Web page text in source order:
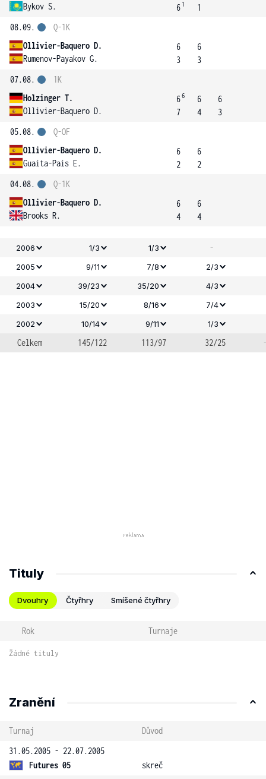
Bykov S.
6 1
1
08.09.
Ollivier-Baquero D.
Rumenov-Payakov G.
Q-1K
6
3
6
3
07.08.
Holzinger T.
Ollivier-Baquero D.
1K
66
7
6
4
6
3
05.08.
Ollivier-Baquero D.
Guaita-Pais E.
Q-OF
6
2
6
2
04.08.
Ollivier-Baquero D.
Brooks R.
Q-1K
6
4
6
4
2006 1/3 1/3 -
2005 9/11 7/8
2/3
2004
39/23 35/20
4/3
2003
15/20 8/16
7/4
2002
10/14 9/11 1/3
Celkem 145/122 113/97 32/25
Tituly
Dvouhry Čtyřhry Smíšené čtyřhry
Rok Turnaje
Žádné tituly
Zranění
Turnaj
Důvod
31.05.2005 - 22.07.2005
Futures 05
skreč